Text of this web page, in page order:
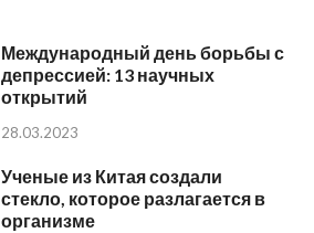
Международный день борьбы с
депрессией: 13 научных
открытий
28.03.2023
Ученые из Китая создали
стекло, которое разлагается в
организме